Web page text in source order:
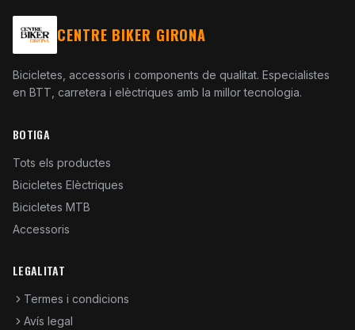
CENTRE BIKER GIRONA
Bicicletes, accessoris i components de qualitat. Especialistes
en BTT, carretera i elèctriques amb la millor tecnologia.
BOTIGA
Tots els productes
Bicicletes Elèctriques
Bicicletes MTB
Accessoris
LEGALITAT
Termes i condicions
Avís legal